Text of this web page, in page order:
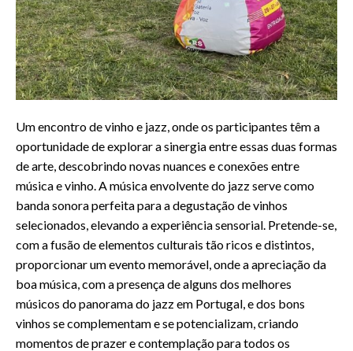
Um encontro de vinho e jazz, onde os participantes têm a
oportunidade de explorar a sinergia entre essas duas formas
de arte, descobrindo novas nuances e conexões entre
música e vinho. A música envolvente do jazz serve como
banda sonora perfeita para a degustação de vinhos
selecionados, elevando a experiência sensorial. Pretende-se,
com a fusão de elementos culturais tão ricos e distintos,
proporcionar um evento memorável, onde a apreciação da
boa música, com a presença de alguns dos melhores
músicos do panorama do jazz em Portugal, e dos bons
vinhos se complementam e se potencializam, criando
momentos de prazer e contemplação para todos os